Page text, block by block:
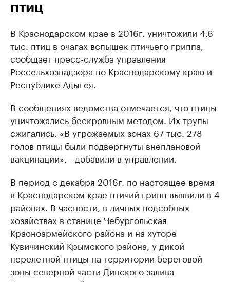
птиц
В Краснодарском крае в 2016г. уничтожили 4,6
тыс. птиц в очагах вспышек птичьего гриппа,
сообщает пресс-служба управления
Россельхознадзора по Краснодарскому краю и
Республике Адыгея.
В сообщениях ведомства отмечается, что птицы
уничтожались бескровным методом. Их трупы
сжигались. «В угрожаемых зонах 67 тыс. 278
голов птицы были подвергнуты внеплановой
вакцинации», - добавили в управлении.
В период с декабря 2016г. по настоящее время
в Краснодарском крае птичий грипп выявили в 4
районах. В часности, в личных подсобных
хозяйствах в станице Чебургольская
Красноармейского района и на хуторе
Кувичинский Крымского района, у дикой
перелетной птицы на территории береговой
зоны северной части Динского залива